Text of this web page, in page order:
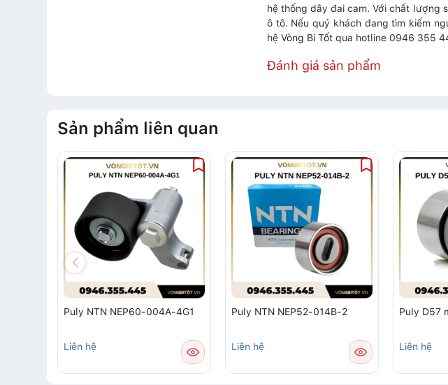
hệ thống dây đai cam. Với chất lượng
ô tô. Nếu quý khách đang tìm kiếm
hệ Vòng Bi Tốt qua hotline 0946 355
Đánh giá sản phẩm
Sản phẩm liên quan
Puly NTN NEP60-004A-4G1
Liên hệ
Puly NTN NEP52-014B-2
Liên hệ
Puly D57
Liên hệ